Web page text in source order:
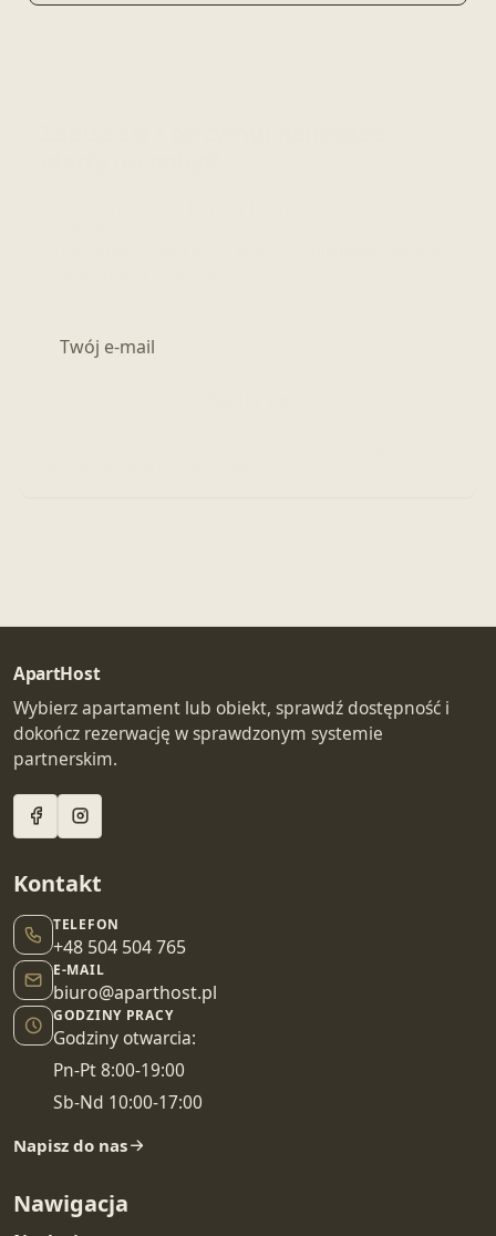
ApartHost
Wybierz apartament lub obiekt, sprawdź dostępność i
dokończ rezerwację w sprawdzonym systemie
partnerskim.
Kontakt
TELEFON
+48 504 504 765
E-MAIL
biuro@aparthost.pl
GODZINY PRACY
Godziny otwarcia:
Pn-Pt 8:00-19:00
Sb-Nd 10:00-17:00
Napisz do nas
Nawigacja